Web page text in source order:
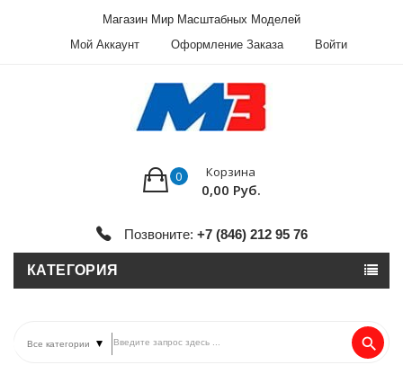
Магазин Мир Масштабных Моделей
Мой Аккаунт
Оформление Заказа Войти
Корзина
0
0,00 Руб.
Позвоните: +7 (846) 212 95 76
КАТЕГОРИЯ
search